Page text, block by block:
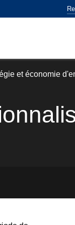
et économie